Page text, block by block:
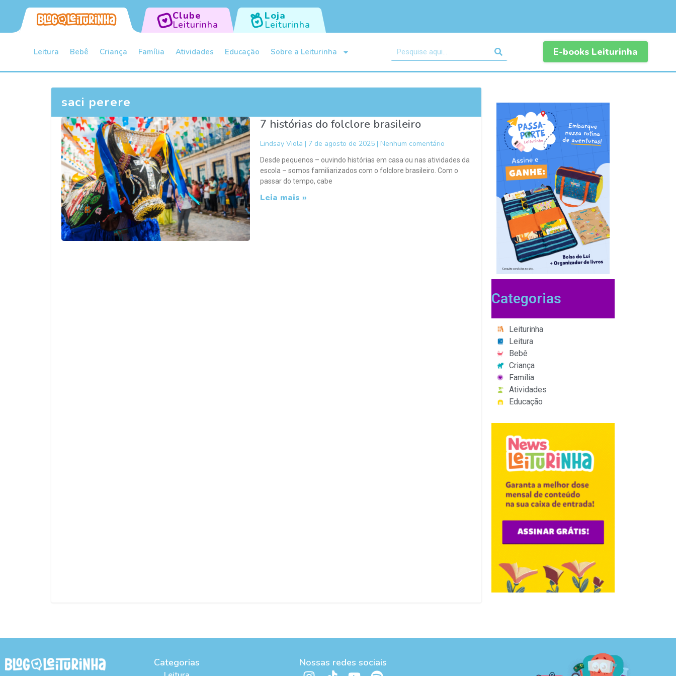
Clube
Leiturinha
Loja
Leiturinha
Leitura Bebê Criança Família Atividades Educação Sobre a Leiturinha E-books Leiturinha
saci perere
7 histórias do folclore brasileiro
Lindsay Viola 7 de agosto de 2025 Nenhum comentário
Desde pequenos – ouvindo histórias em casa ou nas atividades da
escola – somos familiarizados com o folclore brasileiro. Com o
passar do tempo, cabe
Leia mais »
Categorias
Leiturinha
Leitura
Bebê
Criança
Família
Atividades
Educação
Categorias Nossas redes sociais